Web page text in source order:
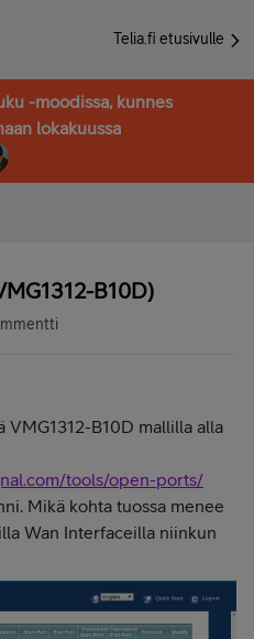
Telia.fi etusivulle
-moodissa, kunnes
lokakuussa
B10D)
B10D mallilla alla
tools/open-ports/
Mikä kohta tuossa menee
Wan Interfaceilla niinkun